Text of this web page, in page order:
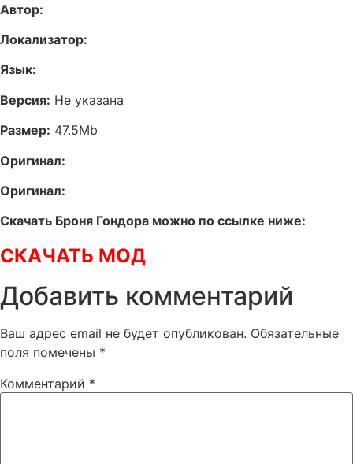
Автор:
Локализатор:
Язык:
Версия: Не указана
Размер: 47.5Mb
Оригинал:
Оригинал:
Скачать Броня Гондора можно по ссылке ниже:
СКАЧАТЬ МОД
Добавить комментарий
Ваш адрес email не будет опубликован. Обязательные
поля помечены *
Комментарий *